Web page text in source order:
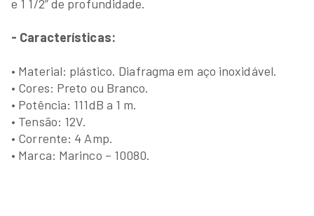
e 1 1/2” de profundidade.
- Características:
• Material: plástico. Diafragma em aço inoxidável.
• Cores: Preto ou Branco.
• Potência: 111dB a 1 m.
• Tensão: 12V.
• Corrente: 4 Amp.
• Marca: Marinco – 10080.